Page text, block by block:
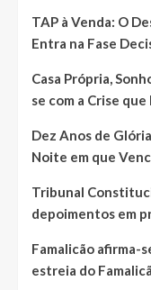
TAP à Venda: O
Entra na Fase
Casa Própria,
se com a Crise
Dez Anos de
Noite em que
Tribunal
depoimentos em
Famalicão afirma-
estreia do